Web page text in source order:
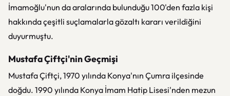
İmamoğlu'nun da aralarında bulunduğu 100'den fazla kişi
hakkında çeşitli suçlamalarla gözaltı kararı verildiğini
duyurmuştu.
Mustafa Çiftçi'nin Geçmişi
Mustafa Çiftçi, 1970 yılında Konya'nın Çumra ilçesinde
doğdu. 1990 yılında Konya İmam Hatip Lisesi'nden mezun